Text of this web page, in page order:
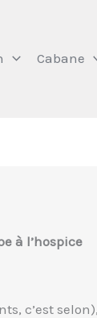
Cabane
à l’hospice
c’est